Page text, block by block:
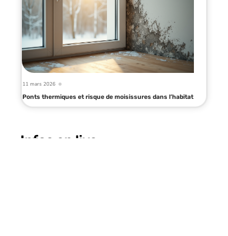
11 mars 2026
Ponts thermiques et risque de moisissures dans l’habitat
Infos en live